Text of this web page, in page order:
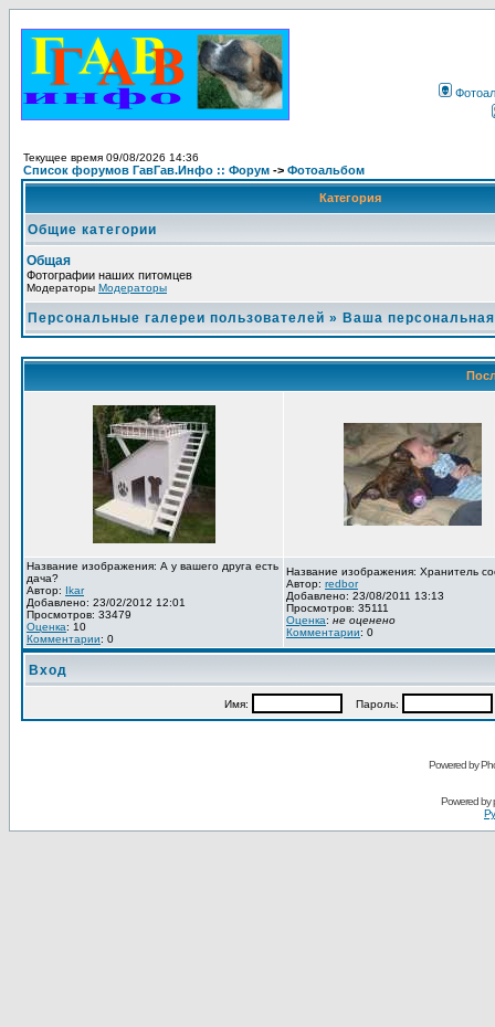
Текущее время 09/08/2026 14:36
Список форумов ГавГав.Инфо :: Форум -> Фотоальбом
Категория
Общие категории
Общая
Фотографии наших питомцев
Модераторы Модераторы
Персональные галереи пользователей » Ваша
Название изображения: А у вашего друга есть
дача?
Автор: Ikar
Добавлено: 23/02/2012 12:01
Просмотров: 33479
Оценка: 10
Комментарии: 0
Название изображения: Хранитель
Автор: redbor
Добавлено: 23/08/2011 13:13
Просмотров: 35111
Оценка: не оценено
Комментарии: 0
Вход
Имя: Пароль:
Powered by
Powered by